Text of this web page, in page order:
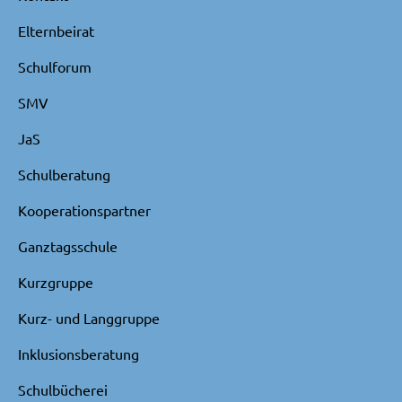
Elternbeirat
Schulforum
SMV
JaS
Schulberatung
Kooperationspartner
Ganztagsschule
Kurzgruppe
Kurz- und Langgruppe
Inklusionsberatung
Schulbücherei